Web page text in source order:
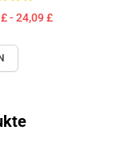
- 24,09 £